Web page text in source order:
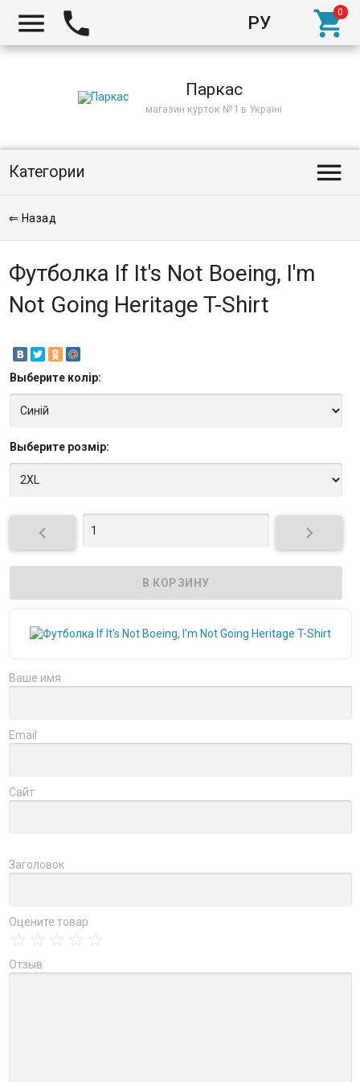
РУ
  
Паркас
магазин курток №1 в Україні
Категории 
⇐ Назад
Футболка If It's Not Boeing, I'm
Not Going Heritage T-Shirt
Выберите колір:
Выберите розмір:
 
Ваше имя
Email
Сайт
Заголовок
Оцените товар
Отзыв